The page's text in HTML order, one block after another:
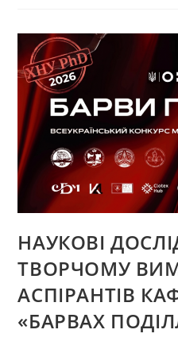
НАУКОВІ
ТВОРЧОМУ
АСПІРАНТІВ
«БАРВАХ